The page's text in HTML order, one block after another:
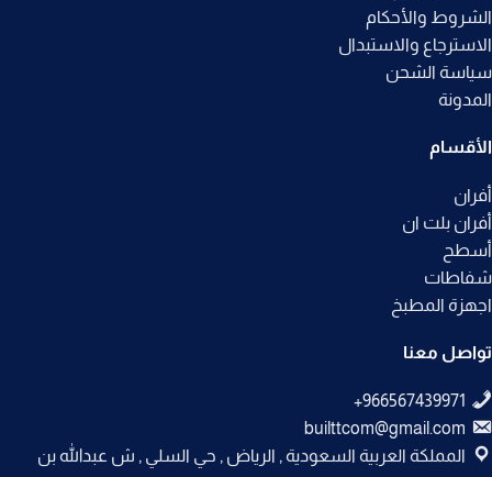
الشروط والأحكام
الاسترجاع والاستبدال
سياسة الشحن
المدونة
الأقسام
أفران
أفران بلت ان
أسطح
شفاطات
اجهزة المطبخ
تواصل معنا
builttcom@gmail.com
المملكة العربية السعودية , الرياض , حي السلي , ش عبدالله بن